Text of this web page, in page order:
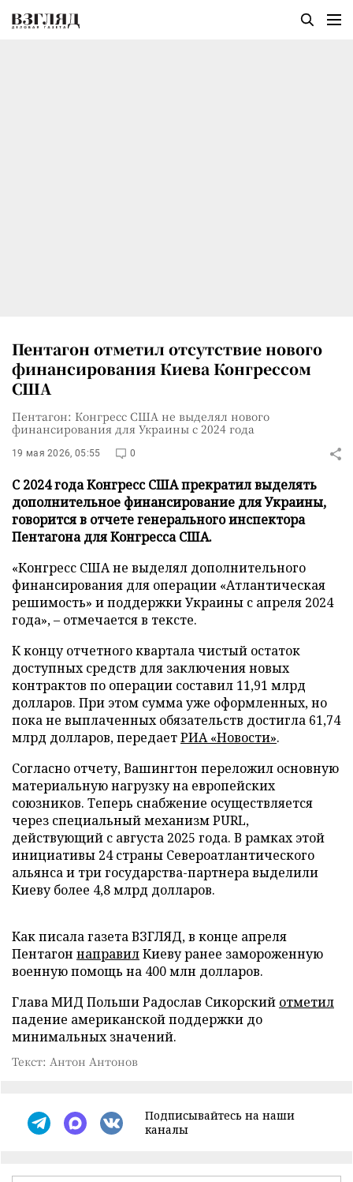
Пентагон отметил отсутствие нового
финансирования Киева Конгрессом
США
Пентагон: Конгресс США не выделял нового
финансирования для Украины с 2024 года
19 мая 2026, 05:55 0
С 2024 года Конгресс США прекратил выделять
дополнительное финансирование для Украины,
говорится в отчете генерального инспектора
Пентагона для Конгресса США.
«Конгресс США не выделял дополнительного
финансирования для операции «Атлантическая
решимость» и поддержки Украины с апреля 2024
года», – отмечается в тексте.
К концу отчетного квартала чистый остаток
доступных средств для заключения новых
контрактов по операции составил 11,91 млрд
долларов. При этом сумма уже оформленных, но
пока не выплаченных обязательств достигла 61,74
млрд долларов, передаетРИА «Новости».
Согласно отчету, Вашингтон переложил основную
материальную нагрузку на европейских
союзников. Теперь снабжение осуществляется
через специальный механизм PURL,
действующий с августа 2025 года. В рамках этой
инициативы 24 страны Североатлантического
альянса и три государства-партнера выделили
Киеву более 4,8 млрд долларов.
Как писала газета ВЗГЛЯД, в конце апреля
Пентагон направилКиеву ранее замороженную
военную помощь на 400 млн долларов.
Глава МИД Польши Радослав Сикорский отметил
падение американской поддержки до
минимальных значений.
Текст: Антон Антонов
Подписывайтесь на наши
каналы